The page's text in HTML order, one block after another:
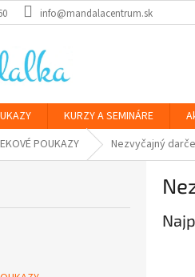
info@mandalacentrum.sk
KURZY A SEMINÁRE
POUKAZY Nezvyčajný